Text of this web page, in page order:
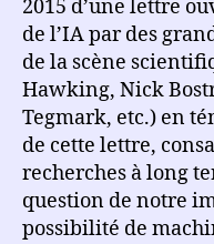
2015 d’une lettre
de l’IA par des
de la scène
Hawking, Nick
Tegmark, etc.) en
de cette lettre,
recherches à long
question de notre
possibilité de